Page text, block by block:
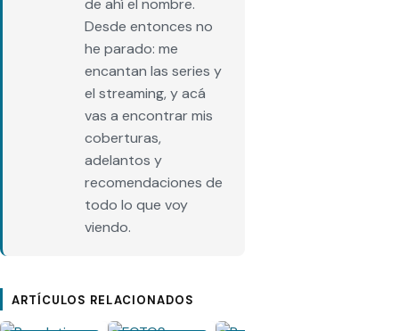
de ahí el nombre.
Desde entonces no
he parado: me
encantan las series y
el streaming, y acá
vas a encontrar mis
coberturas,
adelantos y
recomendaciones de
todo lo que voy
viendo.
ARTÍCULOS RELACIONADOS